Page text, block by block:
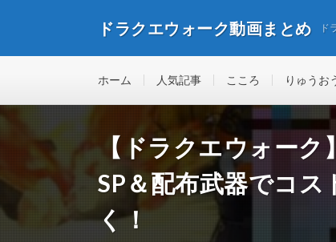
ドラクエウォーク動画まとめ ド
ホーム 人気記事 こころ りゅうお
【ドラクエウォーク
SP＆配布武器でコ
く！